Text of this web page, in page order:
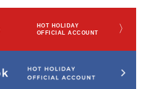
HOT HOLIDAY
OFFICIAL ACCOUNT
〉